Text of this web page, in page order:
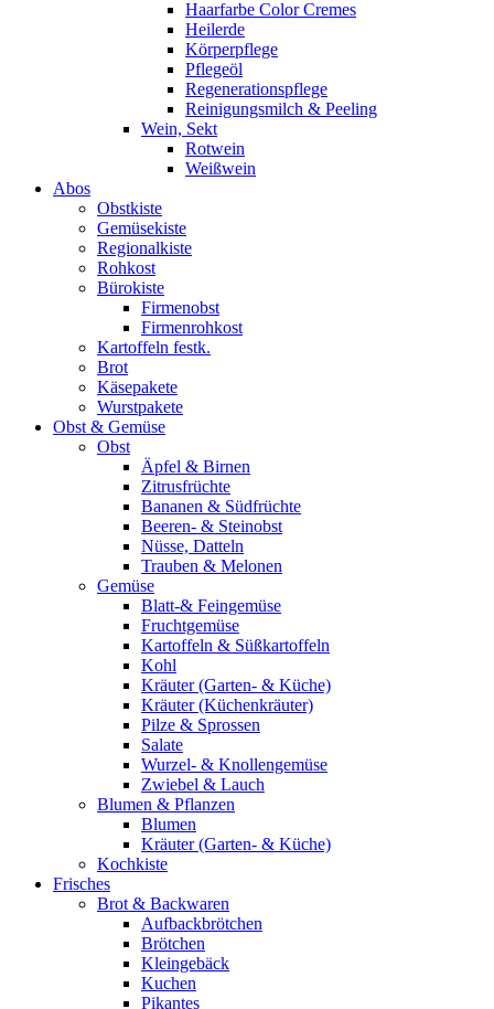
Haarfarbe Color Cremes
Heilerde
Körperpflege
Pflegeöl
Regenerationspflege
Reinigungsmilch & Peeling
Wein, Sekt
Rotwein
Weißwein
Abos
Obstkiste
Gemüsekiste
Regionalkiste
Rohkost
Bürokiste
Firmenobst
Firmenrohkost
Kartoffeln festk.
Brot
Käsepakete
Wurstpakete
Obst & Gemüse
Obst
Äpfel & Birnen
Zitrusfrüchte
Bananen & Südfrüchte
Beeren- & Steinobst
Nüsse, Datteln
Trauben & Melonen
Gemüse
Blatt-& Feingemüse
Fruchtgemüse
Kartoffeln & Süßkartoffeln
Kohl
Kräuter (Garten- & Küche)
Kräuter (Küchenkräuter)
Pilze & Sprossen
Salate
Wurzel- & Knollengemüse
Zwiebel & Lauch
Blumen & Pflanzen
Blumen
Kräuter (Garten- & Küche)
Kochkiste
Frisches
Brot & Backwaren
Aufbackbrötchen
Brötchen
Kleingebäck
Kuchen
Pikantes